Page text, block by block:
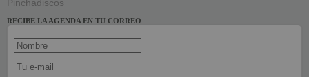
Pinchadiscos
RECIBE LA AGENDA EN TU CORREO